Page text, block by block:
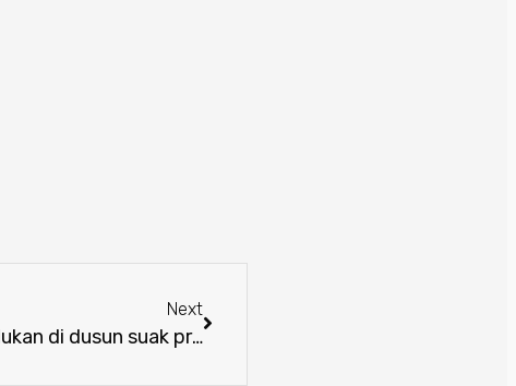
Next
Sosialisasi Administrasi Kependudukan di dusun suak pram, Desa Pampang dua, kecamatan Meliau. Jumat, 29 November 2019